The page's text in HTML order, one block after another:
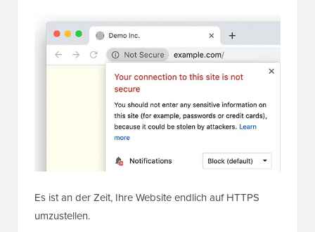
Es ist an der Zeit, Ihre Website endlich auf HTTPS
umzustellen.